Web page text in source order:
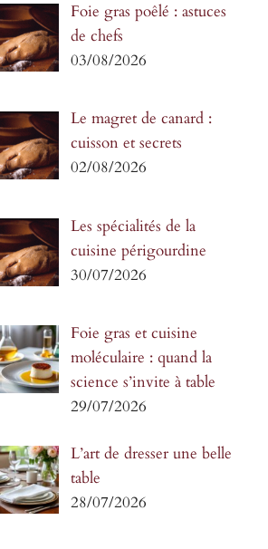
Foie gras poêlé : astuces
de chefs
03/08/2026
Le magret de canard :
cuisson et secrets
02/08/2026
Les spécialités de la
cuisine périgourdine
30/07/2026
Foie gras et cuisine
moléculaire : quand la
science s’invite à table
29/07/2026
L’art de dresser une belle
table
28/07/2026